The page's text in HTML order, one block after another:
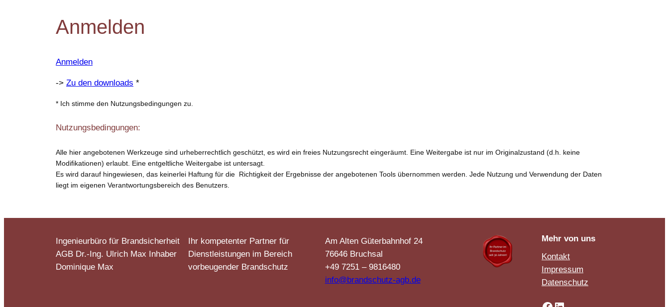
Anmelden
Anmelden
-> Zu den downloads *
* Ich stimme den Nutzungsbedingungen zu.
Nutzungsbedingungen:
Alle hier angebotenen Werkzeuge sind urheberrechtlich geschützt, es wird ein freies Nutzungsrecht eingeräumt. Eine Weitergabe ist nur im Originalzustand (d.h. keine
Modifikationen) erlaubt. Eine entgeltliche Weitergabe ist untersagt.
Es wird darauf hingewiesen, das keinerlei Haftung für die Richtigkeit der Ergebnisse der angebotenen Tools übernommen werden. Jede Nutzung und Verwendung der Daten
liegt im eigenen Verantwortungsbereich des Benutzers.
Ingenieurbüro für Brandsicherheit
AGB Dr.-Ing. Ulrich Max Inhaber
Dominique Max
Ihr kompetenter Partner für
Dienstleistungen im Bereich
vorbeugender Brandschutz
Am Alten Güterbahnhof 24
76646 Bruchsal
+49 7251 – 9816480
info@brandschutz-agb.de
Mehr von uns
Kontakt
Impressum
Datenschutz